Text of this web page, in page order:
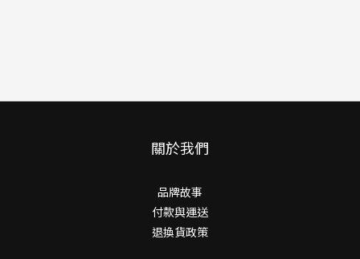
關於我們
品牌故事
付款與運送
退換貨政策